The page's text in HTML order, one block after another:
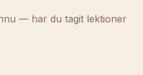
— har du tagit lektioner